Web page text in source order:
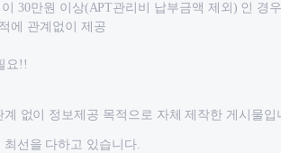
30만원 이상(APT관리비 납부금액 제외) 인 경
에 관계없이 제공
요!!
없이 정보제공 목적으로 자체 제작한 게시물입
선을 다하고 있습니다.